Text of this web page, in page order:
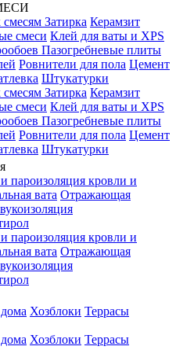
смесям Затирка Керамзит
смеси Клей для ваты и XPS
Пазогребневые плиты
Ровнители для пола Цемент
Штукатурки
смесям Затирка Керамзит
смеси Клей для ваты и XPS
Пазогребневые плиты
Ровнители для пола Цемент
Штукатурки
пароизоляция кровли и
вата Отражающая
пароизоляция кровли и
вата Отражающая
Хозблоки Террасы
Хозблоки Террасы